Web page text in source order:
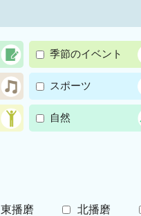
季節のイベント
スポーツ
自然
東播磨 北播磨